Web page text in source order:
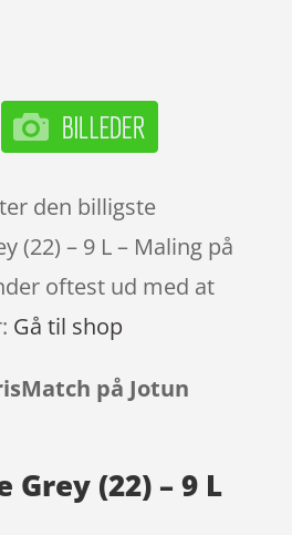
den billigste
(22) – 9 L – Maling på
oftest ud med at
Gå til shop
på Jotun
Grey (22) – 9 L